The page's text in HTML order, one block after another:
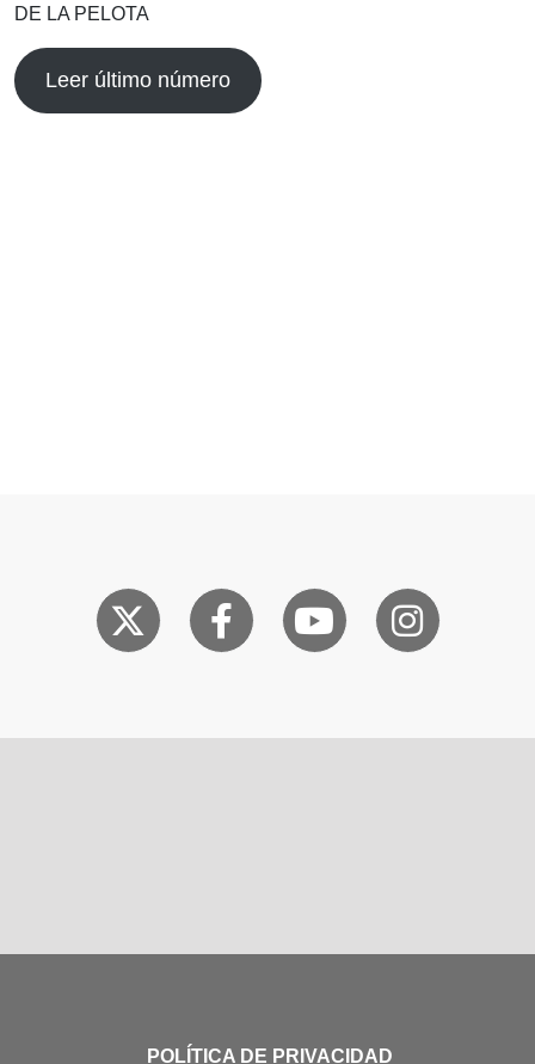
DE LA PELOTA
Leer último número
POLÍTICA DE PRIVACIDAD